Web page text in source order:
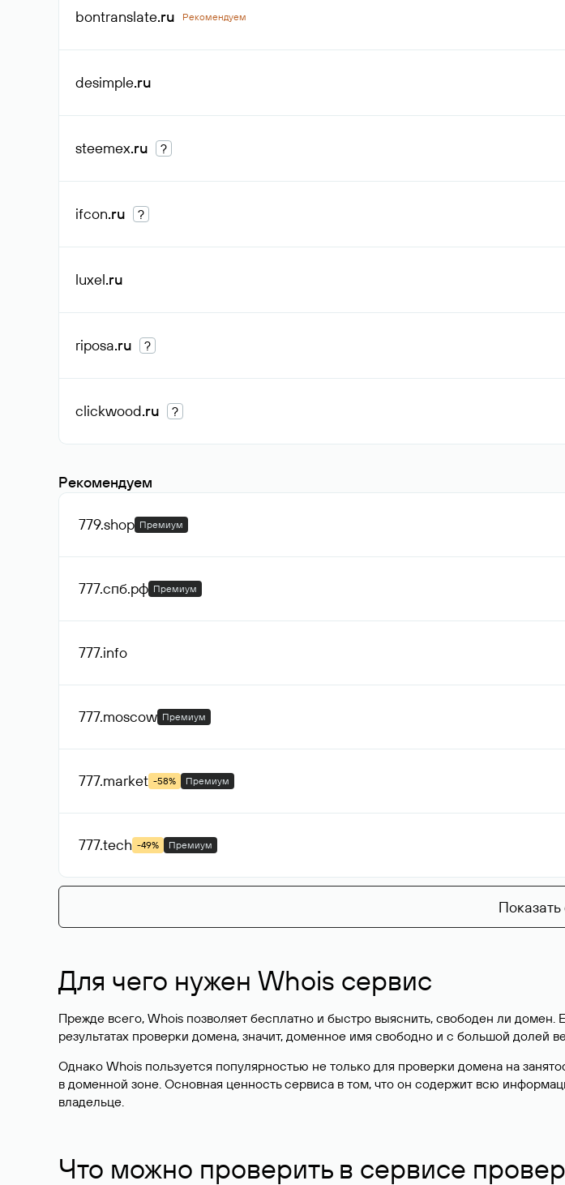
bontranslate.ru Рекомендуем
desimple.ru
steemex.ru ?
ifcon.ru ?
luxel.ru
riposa.ru ?
clickwood.ru ?
Рекомендуем
779.shop Премиум
777.спб.рф Премиум
777.info
777.moscow Премиум
777.market -58% Премиум
777.tech -49% Премиум
Для чего нужен Whois сервис
Прежде всего, Whois позволяет бесплатно и быстро выяснить, свободен ли
результатах проверки домена, значит, доменное имя свободно и с большой долей
Однако Whois пользуется популярностью не только для проверки домена на
в доменной зоне. Основная ценность сервиса в том, что он содержит всю
владельце.
Что можно проверить в сервисе